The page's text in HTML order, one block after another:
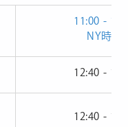
11:00 -
NY時間
12:40 -
12:40 -